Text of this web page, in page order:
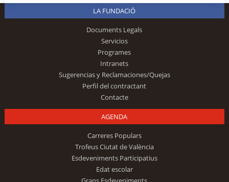
LA FUNDACIÓ
Documents Legals
Servicios
Programes
Intranets
Sugerencias y Reclamaciones/Quejas
Perfil del contractant
Contacte
AGENDA
Carreres Populars
Trofeus Ciutat de València
Esdeveniments Participatius
Edat escolar